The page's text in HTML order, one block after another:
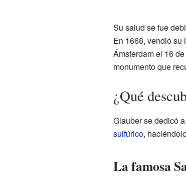
Su salud se fue
En 1668, vendió su
Ámsterdam el 16
monumento que
¿Qué
Glauber se dedicó
sulfúrico,
La famosa